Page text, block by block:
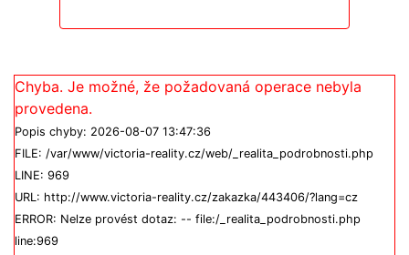
Chyba. Je možné, že požadovaná operace nebyla
provedena.
Popis chyby: 2026-08-07 13:47:36
FILE: /var/www/victoria-reality.cz/web/_realita_podrobnosti.php
LINE: 969
URL: http://www.victoria-reality.cz/zakazka/443406/?lang=cz
ERROR: Nelze provést dotaz: -- file:/_realita_podrobnosti.php
line:969